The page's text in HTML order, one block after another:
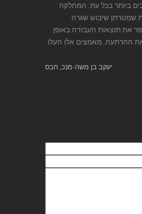
ביותר בכל עת. המחלקה
שמטרתן שיבוש שגרה
את תוצאות העבודה באופן
ההרתעה. מאמצים אלו העלו
יעקב בן משה-מנכ, חבס